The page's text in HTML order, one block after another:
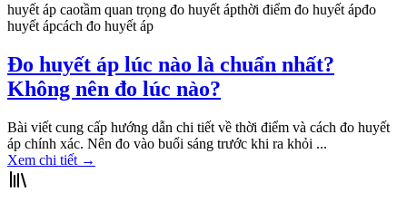
huyết áp caotầm quan trọng đo huyết ápthời điểm đo huyết ápđo
huyết ápcách đo huyết áp
Đo huyết áp lúc nào là chuẩn nhất?
Không nên đo lúc nào?
Bài viết cung cấp hướng dẫn chi tiết về thời điểm và cách đo huyết
áp chính xác. Nên đo vào buổi sáng trước khi ra khỏi ...
Xem chi tiết →